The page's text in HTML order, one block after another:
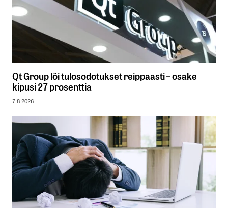
Qt Group löi tulosodotukset reippaasti – osake
kipusi 27 prosenttia
7.8.2026